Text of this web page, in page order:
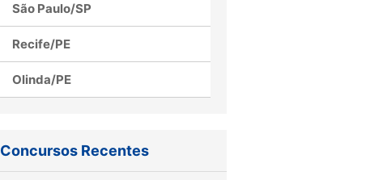
São Paulo/SP
Recife/PE
Olinda/PE
Concursos Recentes